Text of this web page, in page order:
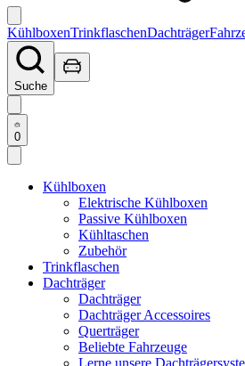
KühlboxenTrinkflaschenDachträger
Suche
0
Kühlboxen
Elektrische Kühlboxen
Passive Kühlboxen
Kühltaschen
Zubehör
Trinkflaschen
Dachträger
Dachträger
Dachträger Accessoires
Querträger
Beliebte Fahrzeuge
Lerne unsere